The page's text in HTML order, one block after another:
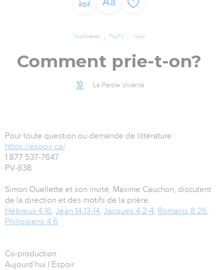
TopChrétien TopTV Vidéo
Comment prie-t-on?
La Parole Vivante
Pour toute question ou demande de littérature :
https://espoir.ca/
1 877 537-7647
PV-838
Simon Ouellette et son invité, Maxime Cauchon, discutent
de la direction et des motifs de la prière.
Hébreux 4.16, Jean 14.13-14, Jacques 4.2-4, Romains 8.26,
Philippiens 4.6
Co-production
Aujourd’hui l’Espoir